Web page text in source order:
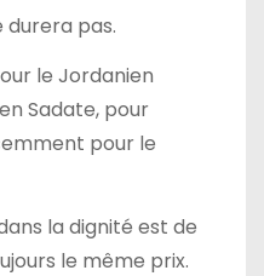
durera pas.
le Jordanien
Sadate, pour
pour le
la dignité est de
le même prix.